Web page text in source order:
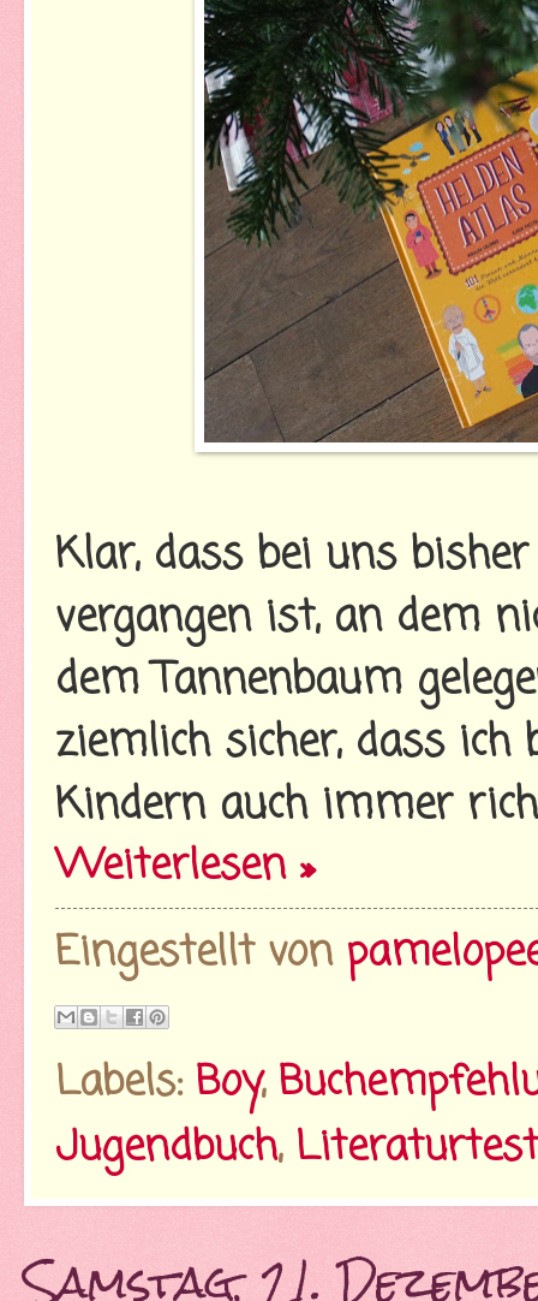
Klar, dass bei uns
vergangen ist, an dem
dem Tannenbaum
ziemlich sicher, dass
Kindern auch immer
Weiterlesen »
Eingestellt von
Labels: Boy,
Jugendbuch, Literaturtest